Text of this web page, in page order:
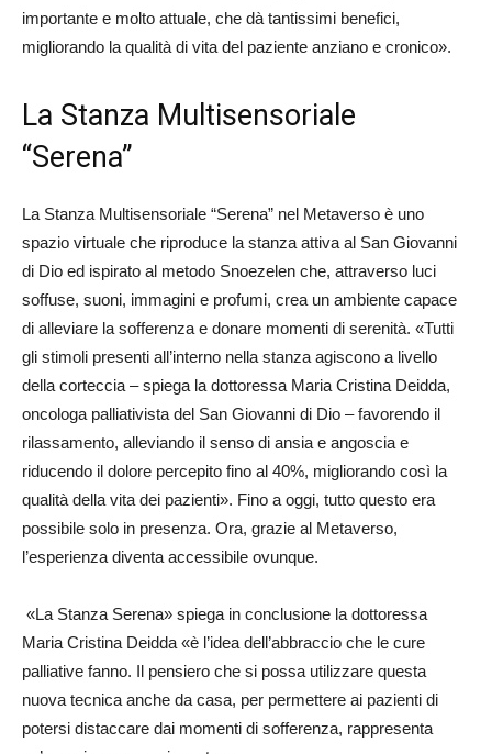
importante e molto attuale, che dà tantissimi benefici,
migliorando la qualità di vita del paziente anziano e cronico».
La Stanza Multisensoriale
“Serena”
La Stanza Multisensoriale “Serena” nel Metaverso è uno
spazio virtuale che riproduce la stanza attiva al San Giovanni
di Dio ed ispirato al metodo Snoezelen che, attraverso luci
soffuse, suoni, immagini e profumi, crea un ambiente capace
di alleviare la sofferenza e donare momenti di serenità. «Tutti
gli stimoli presenti all’interno nella stanza agiscono a livello
della corteccia – spiega la dottoressa Maria Cristina Deidda,
oncologa palliativista del San Giovanni di Dio – favorendo il
rilassamento, alleviando il senso di ansia e angoscia e
riducendo il dolore percepito fino al 40%, migliorando così la
qualità della vita dei pazienti». Fino a oggi, tutto questo era
possibile solo in presenza. Ora, grazie al Metaverso,
l’esperienza diventa accessibile ovunque.
«La Stanza Serena» spiega in conclusione la dottoressa
Maria Cristina Deidda «è l’idea dell’abbraccio che le cure
palliative fanno. Il pensiero che si possa utilizzare questa
nuova tecnica anche da casa, per permettere ai pazienti di
potersi distaccare dai momenti di sofferenza, rappresenta